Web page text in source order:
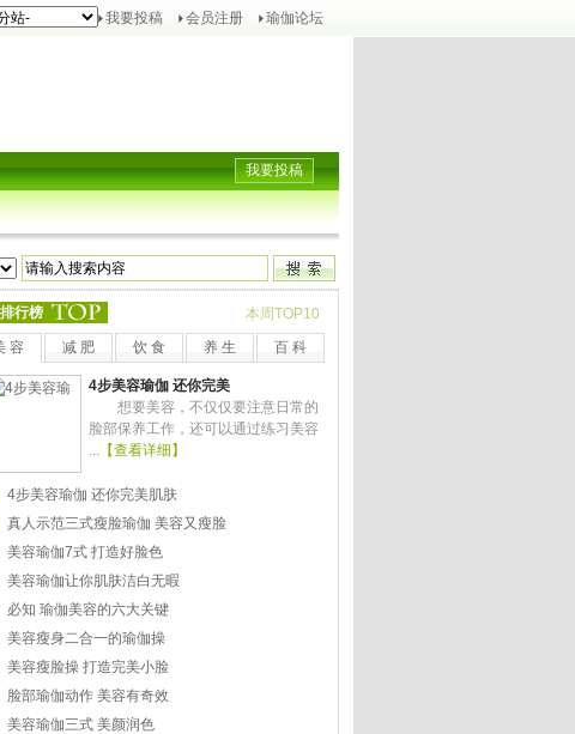
我要投稿 会员注册 瑜伽论坛
我要投稿
行榜
本周TOP10
容
减 肥 饮 食 养 生 百 科
4步美容瑜伽 还你完美
想要美容，不仅仅要注意日常的
脸部保养工作，还可以通过练习美容
...【查看详细】
4步美容瑜伽 还你完美肌肤
真人示范三式瘦脸瑜伽 美容又瘦脸
美容瑜伽7式 打造好脸色
美容瑜伽让你肌肤洁白无暇
必知 瑜伽美容的六大关键
美容瘦身二合一的瑜伽操
美容瘦脸操 打造完美小脸
脸部瑜伽动作 美容有奇效
美容瑜伽三式 美颜润色